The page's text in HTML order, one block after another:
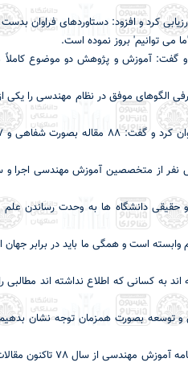
کرد و افزود: دستاوردهای فراوان
می توانیم' بروز نموده است.
آموزش و پژوهش دو موضوع کاملاً
الگوهای موفق در نظام مهندسی را یکی
ارزیابی کرد و افزود: در این کنفرانس 3 میزگرد با حضور شش نفر از متخصصین آموزش
حقیقی دانشگاه ها به وحدت رساندن
است و همگی ما باید در برابر جهان
به کسانی که اطلاع نداشته اند مطالبی
كرد و گفت: باید به علم، آموزش و توسعه بصورت همزمان توجه نشان
همچنین در این همایش رئیس انجمن مهندسی ایران، با اشاره به وجود 60 انجمن مهندسی در